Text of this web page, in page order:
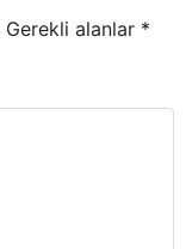
Gerekli alanlar *